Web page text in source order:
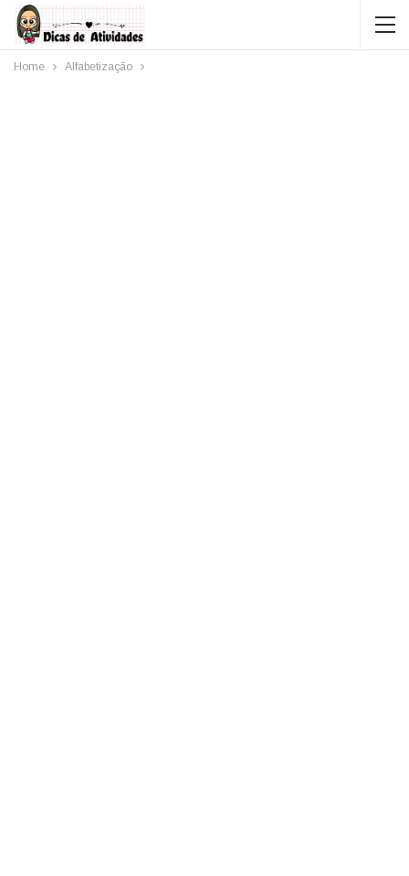
Home Alfabetização